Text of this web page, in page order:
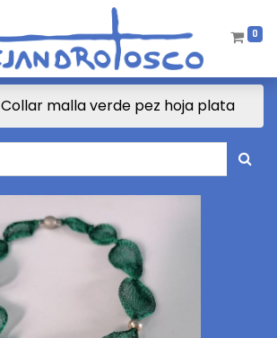
0
Collar malla verde pez hoja plata